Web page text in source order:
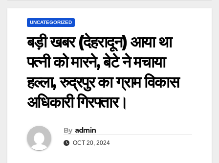
UNCATEGORIZED
बड़ी खबर (देहरादून) आया था
पत्नी को मारने, बेटे ने मचाया
हल्ला, रुद्रपुर का ग्राम विकास
अधिकारी गिरफ्तार।
By admin
OCT 20, 2024